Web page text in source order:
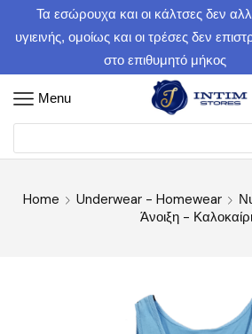
Τα εσώρουχα και οι κάλτσες δεν
υγιεινής, ομοίως και οι τρέσες δεν
στο επιθυμητό μήκος
Menu
Home Underwear - Homewear
Άνοιξη - Καλοκαίρι